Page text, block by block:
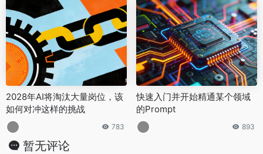
2028年AI将淘汰大量岗位，该
如何对冲这样的挑战
783
快速入门并开始精通某个领域
的Prompt
893
暂无评论